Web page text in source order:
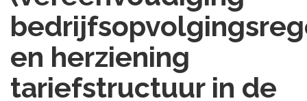
en herziening
tariefstructuur in de